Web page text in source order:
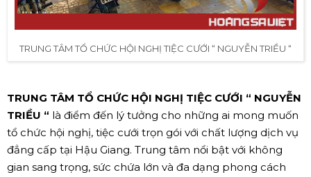
TRUNG TÂM TỔ CHỨC HỘI NGHỊ TIỆC CƯỚI “ NGUYỄN TRIỀU “
TRUNG TÂM TỔ CHỨC HỘI NGHỊ TIỆC CƯỚI “ NGUYỄN
TRIỀU “ là điểm đến lý tưởng cho những ai mong muốn
tổ chức hội nghị, tiệc cưới trọn gói với chất lượng dịch vụ
đẳng cấp tại Hậu Giang. Trung tâm nổi bật với không
gian sang trọng, sức chứa lớn và đa dạng phong cách